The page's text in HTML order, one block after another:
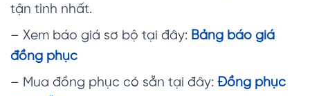
tận tình nhất.
– Xem báo giá sơ bộ tại đây: Bảng báo giá
đồng phục
– Mua đồng phục có sẵn tại đây: Đồng phục